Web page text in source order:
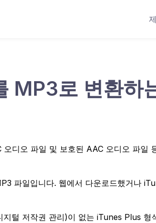
로 변환하
디오 파일 및 보호된 AAC 오디오 파일
파일입니다. 웹에서 다운로드했거나
털 저작권 관리)이 없는 iTunes Plus 형